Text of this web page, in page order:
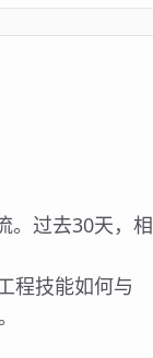
。过去30天，相
程技能如何与